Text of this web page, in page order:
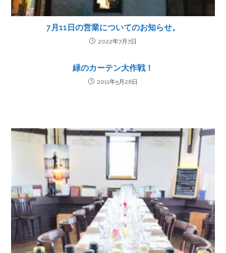
7月11日の営業についてのお知らせ。
2022年7月7日
緑のカーテン大作戦！
2011年5月26日